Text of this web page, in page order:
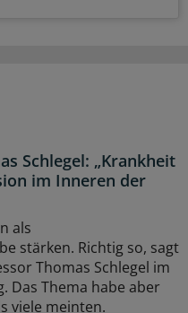
Schlegel: „Krankheit
im Inneren der
als
stärken. Richtig so, sagt
Thomas Schlegel im
Das Thema habe aber
viele meinten.